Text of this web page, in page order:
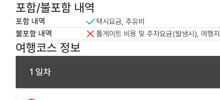
포함/불포함 내역
포함 내역 택시요금, 주유비
불포함 내역 톨게이트 비용 및 주차요금(발생시), 여행
여행코스 정보
1 일차